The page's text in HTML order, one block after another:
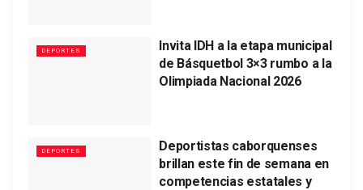
DEPORTES
Invita IDH a la etapa municipal
de Básquetbol 3×3 rumbo a la
Olimpiada Nacional 2026
DEPORTES
Deportistas caborquenses
brillan este fin de semana en
competencias estatales y